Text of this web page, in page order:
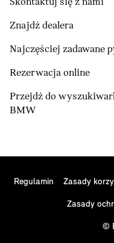
Znajdź dealera
Najczęściej zadawane
Rezerwacja online
Przejdź do
BMW
Regulamin Zasady
Zasady
©